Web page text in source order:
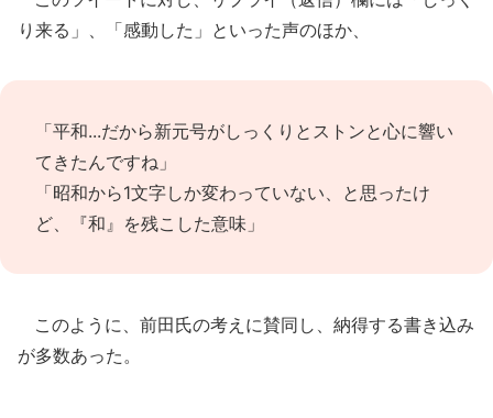
り来る」、「感動した」といった声のほか、
「平和...だから新元号がしっくりとストンと心に響い
てきたんですね」
「昭和から1文字しか変わっていない、と思ったけ
ど、『和』を残こした意味」
このように、前田氏の考えに賛同し、納得する書き込み
が多数あった。